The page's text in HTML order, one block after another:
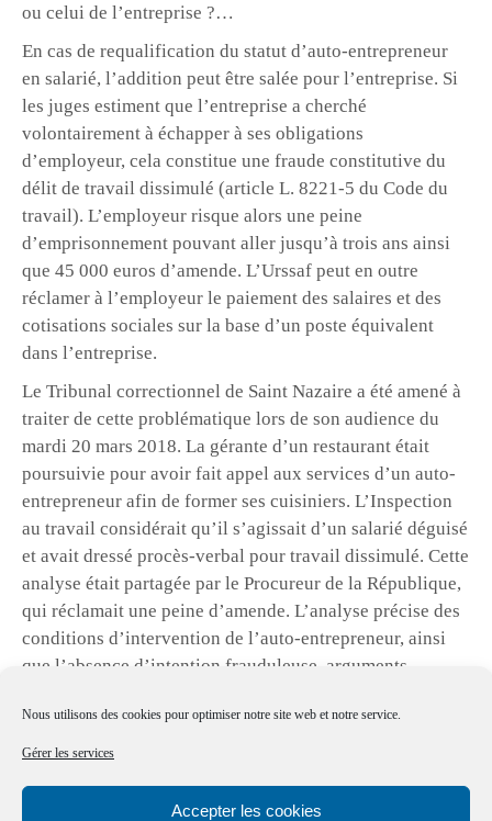
Nous utilisons des cookies pour optimiser notre site web et notre service.
Gérer les services
Accepter les cookies
ou celui de l’entreprise ?…
En cas de requalification du statut d’auto-entrepreneur
en salarié, l’addition peut être salée pour l’entreprise. Si
les juges estiment que l’entreprise a cherché
volontairement à échapper à ses obligations
d’employeur, cela constitue une fraude constitutive du
délit de travail dissimulé (article L. 8221-5 du Code du
travail). L’employeur risque alors une peine
d’emprisonnement pouvant aller jusqu’à trois ans ainsi
que 45 000 euros d’amende. L’Urssaf peut en outre
réclamer à l’employeur le paiement des salaires et des
cotisations sociales sur la base d’un poste équivalent
dans l’entreprise.
Le Tribunal correctionnel de Saint Nazaire a été amené à
traiter de cette problématique lors de son audience du
mardi 20 mars 2018. La gérante d’un restaurant était
poursuivie pour avoir fait appel aux services d’un auto-
entrepreneur afin de former ses cuisiniers. L’Inspection
au travail considérait qu’il s’agissait d’un salarié déguisé
et avait dressé procès-verbal pour travail dissimulé. Cette
analyse était partagée par le Procureur de la République,
qui réclamait une peine d’amende. L’analyse précise des
conditions d’intervention de l’auto-entrepreneur, ainsi
que l’absence d’intention frauduleuse, arguments
gérante d’être relaxée.
Si l’issue de cette affaire est heureuse pour la gérante du
restaurant, la vigilance reste de mise.